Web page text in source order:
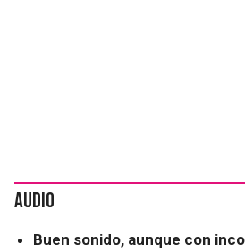
Audio
Buen sonido, aunque con